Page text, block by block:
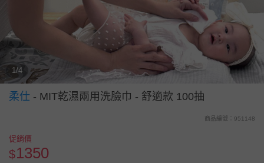
1/4
柔仕 - MIT乾濕兩用洗臉巾 - 舒適款 100抽
商品編號：951148
促銷價
$1350